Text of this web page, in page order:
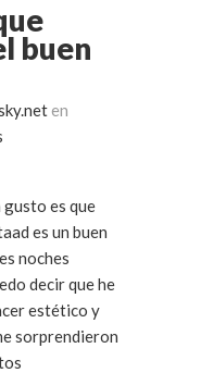
buen
en
gusto es que
es un buen
decir que he
estético y
sorprendieron